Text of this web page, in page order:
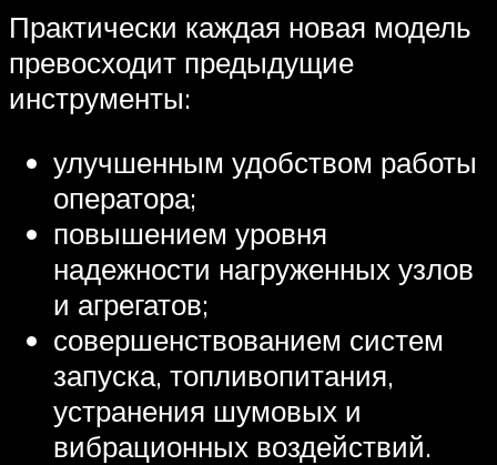
Практически каждая новая модель
превосходит предыдущие
инструменты:
улучшенным удобством работы
оператора;
повышением уровня
надежности нагруженных узлов
и агрегатов;
совершенствованием систем
запуска, топливопитания,
устранения шумовых и
вибрационных воздействий.